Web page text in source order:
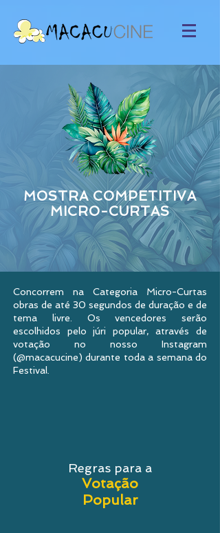
MOSTRA COMPETITIVA
MICRO-CURTAS
Concorrem na Categoria Micro-Curtas
obras de até 30 segundos de duração e de
tema livre. Os vencedores serão
escolhidos pelo júri popular, através de
votação no nosso Instagram
(@macacucine) durante toda a semana do
Festival.
Regras para a
Votação
Popular